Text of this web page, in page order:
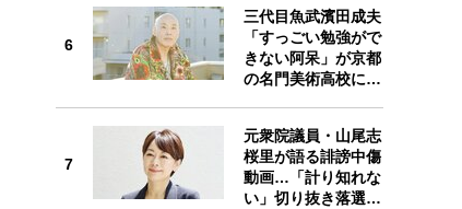
6
三代目魚武濱田成夫
「すっごい勉強がで
きない阿呆」が京都
の名門美術高校に…
7
元衆院議員・山尾志
桜里が語る誹謗中傷
動画…「計り知れな
い」切り抜き落選…